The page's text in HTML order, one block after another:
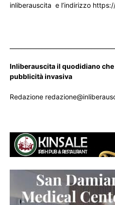
inliberauscita e l’indirizzo
Inliberauscita il quodidiano
pubblicità invasiva
Redazione